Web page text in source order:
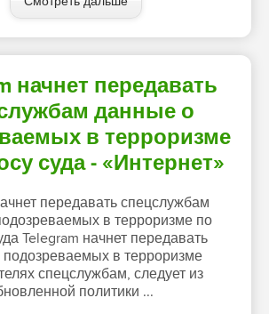
начнет передавать
данные о
в терроризме
суда - «Интернет»
передавать спецслужбам
в терроризме по
Telegram начнет передавать
в терроризме
спецслужбам, следует из
политики ...